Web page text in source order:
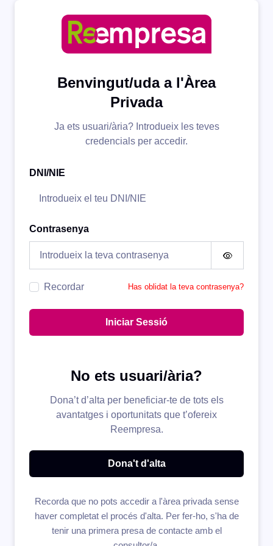
Benvingut/uda a l'Àrea
Privada
Ja ets usuari/ària? Introdueix les teves
credencials per accedir.
DNI/NIE
Contrasenya
Recordar Has oblidat la teva contrasenya?
Iniciar Sessió
No ets usuari/ària?
Dona’t d’alta per beneficiar-te de tots els
avantatges i oportunitats que t’ofereix
Reempresa.
Dona't d'alta
Recorda que no pots accedir a l'àrea privada sense
haver completat el procés d'alta. Per fer-ho, s'ha de
tenir una primera presa de contacte amb el